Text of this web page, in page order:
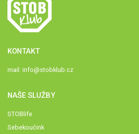
KONTAKT
mail: info@stobklub.cz
NAŠE SLUŽBY
STOBlife
Sebekoučink